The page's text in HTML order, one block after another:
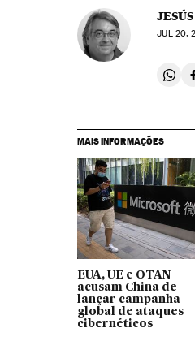
JUL20,
MAIS INFORMAÇÕES
EUA, UE e OTAN
acusam China de
lançar campanha
global de ataques
cibernéticos